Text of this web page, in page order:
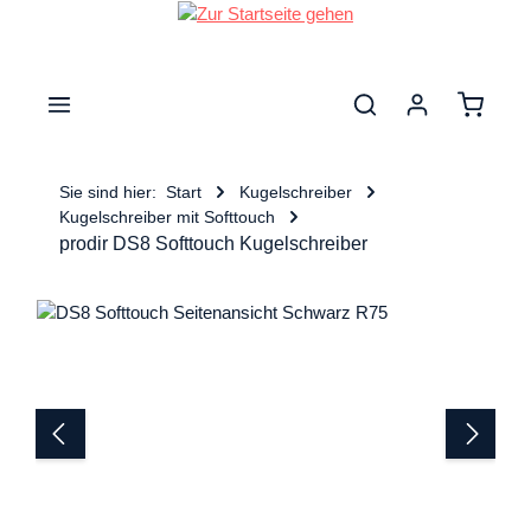
Sie sind hier: Start
Kugelschreiber
Kugelschreiber mit Softtouch
prodir DS8 Softtouch Kugelschreiber
Bildergalerie überspringen